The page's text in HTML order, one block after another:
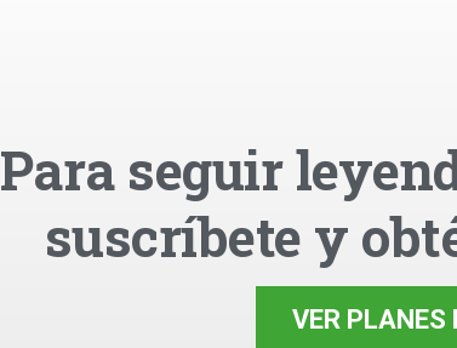
Para seguir
suscríbete y
VER PLANES